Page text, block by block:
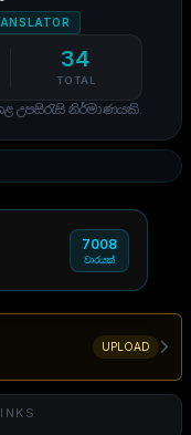
34
TOTAL
උපසිරැසි නිර්මාණයකි.
7008
වාරයක්
UPLOAD